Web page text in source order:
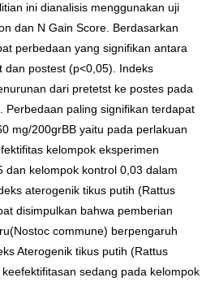
ini dianalisis menggunakan uji
dan N Gain Score. Berdasarkan
perbedaan yang signifikan antara
dan postest (p<0,05). Indeks
dari pretetst ke postes pada
Perbedaan paling signifikan terdapat
mg/200grBB yaitu pada perlakuan
kelompok eksperimen
dan kelompok kontrol 0,03 dalam
aterogenik tikus putih (Rattus
disimpulkan bahwa pemberian
commune) berpengaruh
Aterogenik tikus putih (Rattus
sedang pada kelompok